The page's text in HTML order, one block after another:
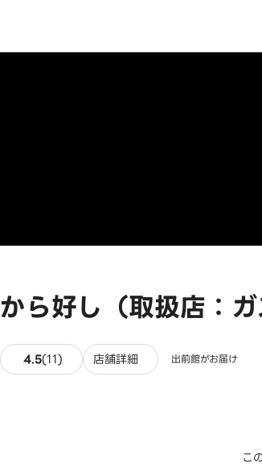
から好し（取扱店：ガ
4.5(11) 11件のレビュー
店舗詳細 出前館がお届け
こ